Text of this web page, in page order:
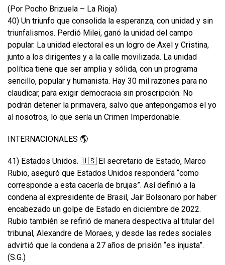
(Por Pocho Brizuela – La Rioja)
40) Un triunfo que consolida la esperanza, con unidad y sin
triunfalismos. Perdió Milei, ganó la unidad del campo
popular. La unidad electoral es un logro de Axel y Cristina,
junto a los dirigentes y a la calle movilizada. La unidad
política tiene que ser amplia y sólida, con un programa
sencillo, popular y humanista. Hay 30 mil razones para no
claudicar, para exigir democracia sin proscripción. No
podrán detener la primavera, salvo que antepongamos el yo
al nosotros, lo que sería un Crimen Imperdonable.
INTERNACIONALES 🌎
41) Estados Unidos. 🇺🇸 El secretario de Estado, Marco
Rubio, aseguró que Estados Unidos responderá “como
corresponde a esta cacería de brujas”. Así definió a la
condena al expresidente de Brasil, Jair Bolsonaro por haber
encabezado un golpe de Estado en diciembre de 2022.
Rubio también se refirió de manera despectiva al titular del
tribunal, Alexandre de Moraes, y desde las redes sociales
advirtió que la condena a 27 años de prisión “es injusta”.
(S.G.)